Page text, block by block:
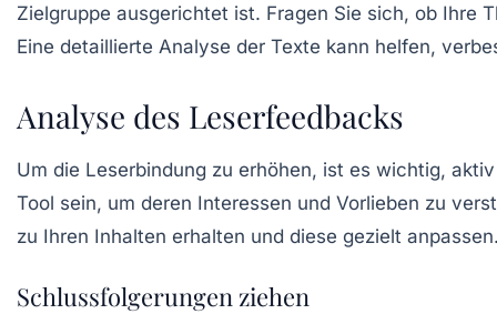
Zielgruppe ausgerichtet ist. Fragen Sie sich, ob Ihre
Eine detaillierte Analyse der Texte kann helfen,
Analyse des Leserfeedbacks
Um die Leserbindung zu erhöhen, ist es wichtig,
Tool sein, um deren Interessen und Vorlieben zu
zu Ihren Inhalten erhalten und diese gezielt
Schlussfolgerungen ziehen